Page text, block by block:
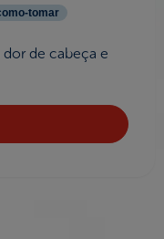
tomar
de cabeça e